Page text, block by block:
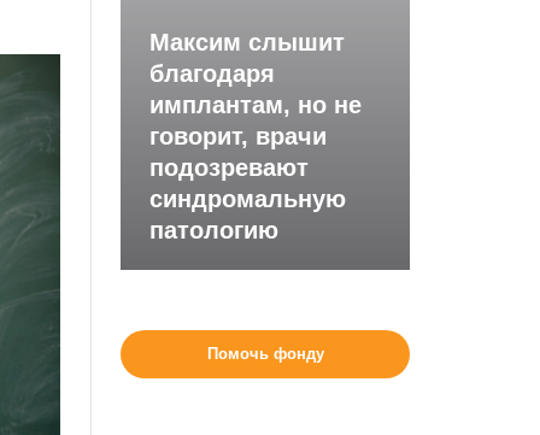
Максим слышит
благодаря
имплантам, но не
говорит, врачи
подозревают
синдромальную
патологию
Помочь фонду